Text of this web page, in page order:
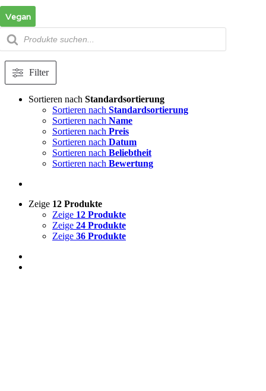
Inhalt
springen
Products
search
Filter
Sortieren nach Standardsortierung
Sortieren nach Standardsortierung
Sortieren nach Name
Sortieren nach Preis
Sortieren nach Datum
Sortieren nach Beliebtheit
Sortieren nach Bewertung
Zeige 12 Produkte
Zeige 12 Produkte
Zeige 24 Produkte
Zeige 36 Produkte
Vegan